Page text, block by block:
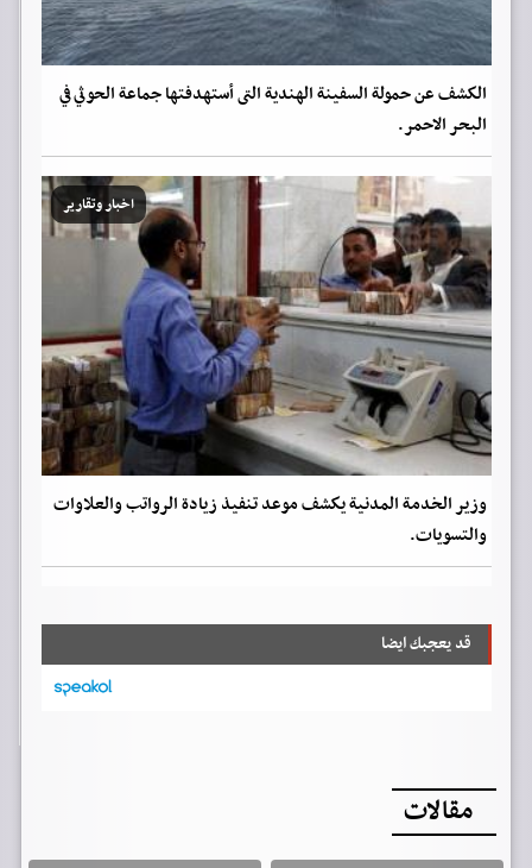
الكشف عن حمولة السفينة الهندية التى أستهدفتها جماعة الحوثي في
البحر الاحمر.
اخبار وتقارير
وزير الخدمة المدنية يكشف موعد تنفيذ زيادة الرواتب والعلاوات
والتسويات.
قد يعجبك ايضا
مقالات